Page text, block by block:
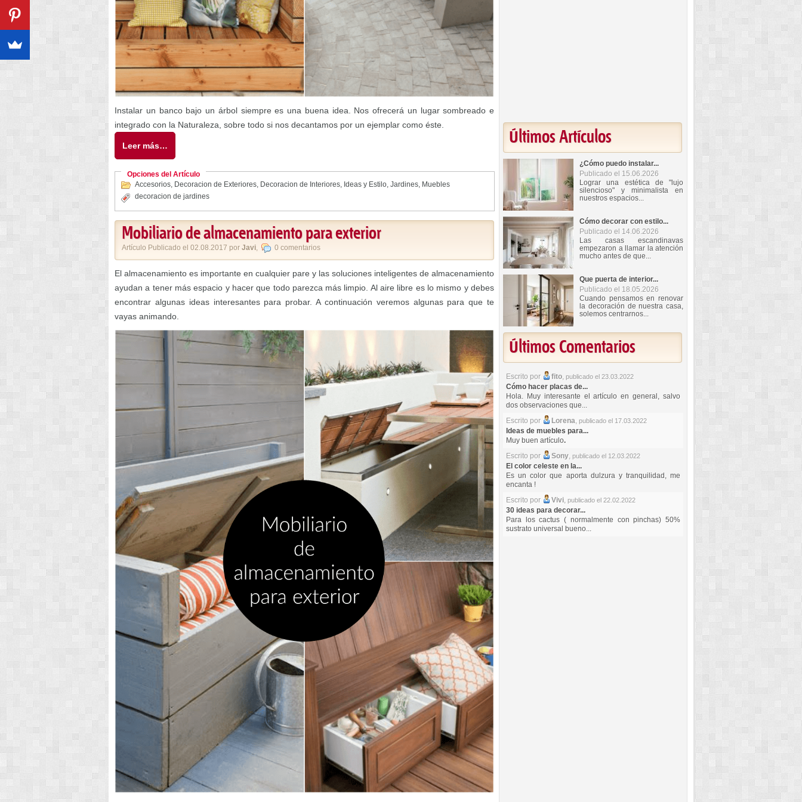
Instalar un banco bajo un árbol siempre es una buena idea. Nos ofrecerá un lugar sombreado e
integrado con la Naturaleza, sobre todo si nos decantamos por un ejemplar como éste.
Leer más…
Opciones del Artículo
Accesorios Decoracion de Exteriores Decoracion de Interiores Ideas y Estilo Jardines Muebles
decoracion de jardines
Mobiliario de almacenamiento para exterior
Artículo Publicado el 02.08.2017 por Javi 0 comentarios
El almacenamiento es importante en cualquier pare y las soluciones inteligentes de almacenamiento
ayudan a tener más espacio y hacer que todo parezca más limpio. Al aire libre es lo mismo y debes
encontrar algunas ideas interesantes para probar. A continuación veremos algunas para que te
vayas animando.
Últimos Artículos
¿Cómo puedo instalar...
Publicado el 15.06.2026
Lograr una estética de "lujo
silencioso" y minimalista en
nuestros espacios...
Cómo decorar con estilo...
Publicado el 14.06.2026
Las casas escandinavas
empezaron a llamar la atención
mucho antes de que...
Que puerta de interior...
Publicado el 18.05.2026
Cuando pensamos en renovar
la decoración de nuestra casa,
solemos centrarnos...
Últimos Comentarios
Escrito por fito, publicado el 23.03.2022
Cómo hacer placas de...
Hola. Muy interesante el artículo en general, salvo
dos observaciones que...
Escrito por
Lorena, publicado el 17.03.2022
Ideas de muebles para...
Muy buen artículo.
Escrito por
Sony, publicado el 12.03.2022
El color celeste en la...
Es un color que aporta dulzura y tranquilidad, me
encanta !
Escrito por
Vivi, publicado el 22.02.2022
30 ideas para decorar...
Para los cactus ( normalmente con pinchas) 50%
sustrato universal bueno...